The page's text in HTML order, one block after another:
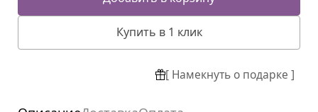
Купить в 1 клик
[ Намекнуть о подарке ]